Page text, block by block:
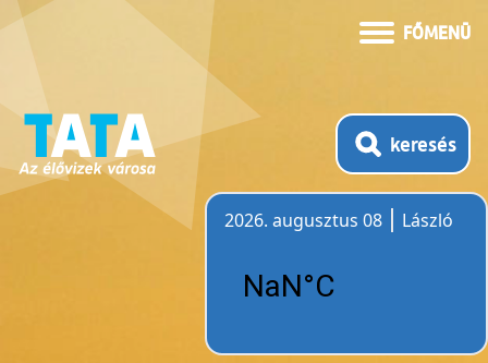
FŐMENÜ
keresés
2026. augusztus 08
László